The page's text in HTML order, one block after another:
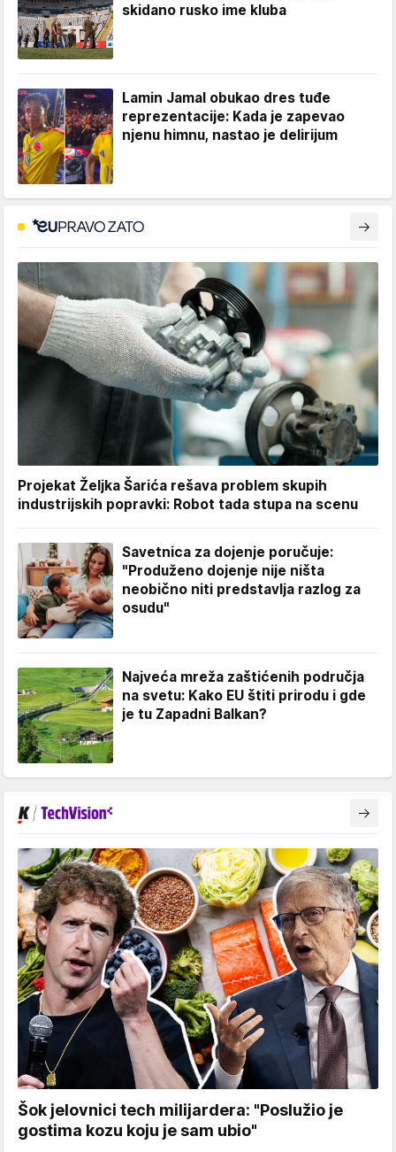
skidano rusko ime kluba
Lamin Jamal obukao dres tuđe
reprezentacije: Kada je zapevao
njenu himnu, nastao je delirijum
Projekat Željka Šarića rešava problem skupih
industrijskih popravki: Robot tada stupa na scenu
Savetnica za dojenje poručuje:
"Produženo dojenje nije ništa
neobično niti predstavlja razlog za
osudu"
Najveća mreža zaštićenih područja
na svetu: Kako EU štiti prirodu i gde
je tu Zapadni Balkan?
Šok jelovnici tech milijardera: "Poslužio je
gostima kozu koju je sam ubio"